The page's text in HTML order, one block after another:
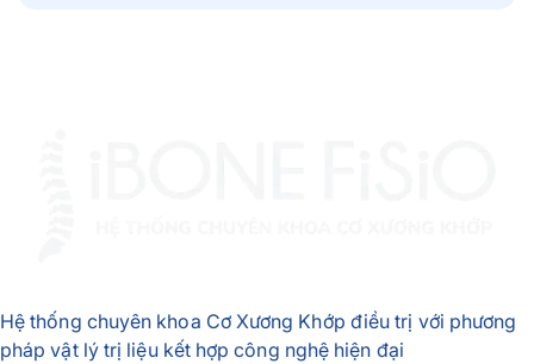
Hệ thống chuyên khoa Cơ Xương Khớp điều trị với phương
pháp vật lý trị liệu kết hợp công nghệ hiện đại